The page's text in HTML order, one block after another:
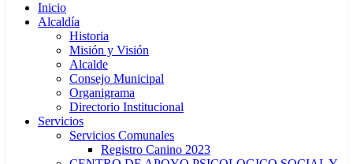
Inicio
Alcaldía
Historia
Misión y Visión
Alcalde
Consejo Municipal
Organigrama
Directorio Institucional
Servicios
Servicios Comunales
Registro Canino 2023